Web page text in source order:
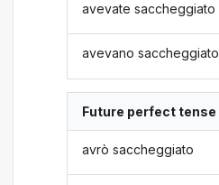
avevate saccheggiato
avevano saccheggiato
Future perfect tense
avrò saccheggiato